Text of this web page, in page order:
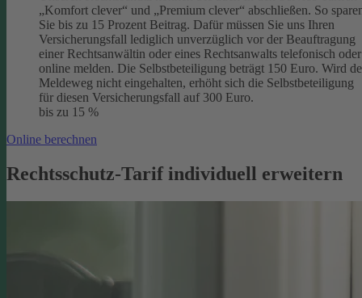
„Komfort clever“ und „Premium clever“ abschließen. So
Sie bis zu 15 Prozent Beitrag. Dafür müssen Sie uns Ihren
Versicherungsfall lediglich unverzüglich vor der Beauftragung
einer Rechtsanwältin oder eines Rechtsanwalts telefonisch oder
online melden. Die Selbstbeteiligung beträgt 150 Euro. Wird
Meldeweg nicht eingehalten, erhöht sich die Selbstbeteiligung
für diesen Versicherungsfall auf 300 Euro.
bis zu 15 %
Online berechnen
Rechtsschutz-Tarif individuell erweitern